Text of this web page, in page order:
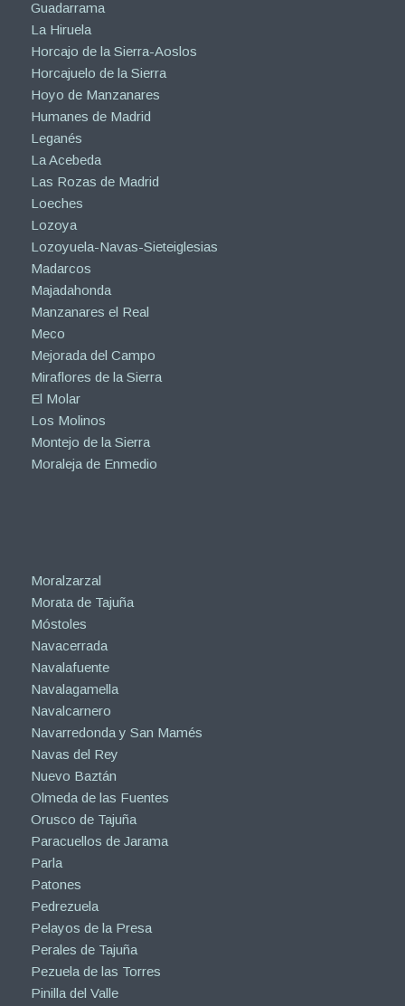
Guadarrama
La Hiruela
Horcajo de la Sierra-Aoslos
Horcajuelo de la Sierra
Hoyo de Manzanares
Humanes de Madrid
Leganés
La Acebeda
Las Rozas de Madrid
Loeches
Lozoya
Lozoyuela-Navas-Sieteiglesias
Madarcos
Majadahonda
Manzanares el Real
Meco
Mejorada del Campo
Miraflores de la Sierra
El Molar
Los Molinos
Montejo de la Sierra
Moraleja de Enmedio
Moralzarzal
Morata de Tajuña
Móstoles
Navacerrada
Navalafuente
Navalagamella
Navalcarnero
Navarredonda y San Mamés
Navas del Rey
Nuevo Baztán
Olmeda de las Fuentes
Orusco de Tajuña
Paracuellos de Jarama
Parla
Patones
Pedrezuela
Pelayos de la Presa
Perales de Tajuña
Pezuela de las Torres
Pinilla del Valle